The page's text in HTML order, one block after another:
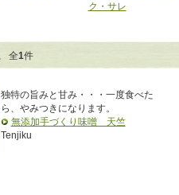
ク・サレ
全1件
独特の旨みと甘み・・・一度食べた
ら、やみつきになります。
無添加手づくり味噌 天竺
Tenjiku